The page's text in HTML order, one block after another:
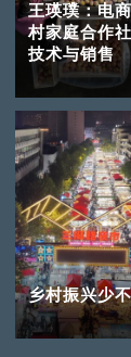
王瑛璞：电
村家庭合作
技术与销售
乡村振兴少